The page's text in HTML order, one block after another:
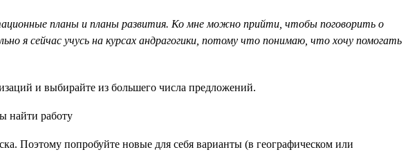
планы и планы развития. Ко мне можно прийти, чтобы поговорить о
я сейчас учусь на курсах андрагогики, потому что понимаю, что хочу помогать
и выбирайте из большего числа предложений.
Поэтому попробуйте новые для себя варианты (в географическом или